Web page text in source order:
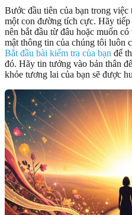
Bước đầu tiên của bạn trong
một con đường tích cực. Hãy
nên bắt đầu từ đâu hoặc muốn
mật thông tin của chúng tôi luôn
Bắt đầu bài kiểm tra của bạn để
đó. Hãy tin tưởng vào bản thân
khỏe tương lai của bạn sẽ được